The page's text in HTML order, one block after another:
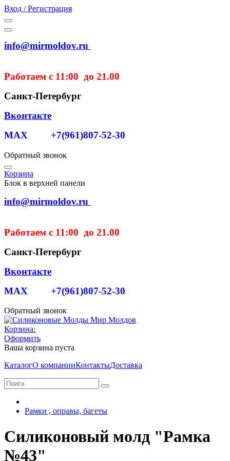
Вход / Регистрация
info@mirmoldov.ru
Работаем с 11:00 до 21.00
Санкт-Петербург
Вконтакте
MAX +7(961)807-52-30
Обратный звонок
Корзина
Блок в верхней панели
info@mirmoldov.ru
Работаем с 11:00 до 21.00
Санкт-Петербург
Вконтакте
MAX +7(961)807-52-30
Обратный звонок
Корзина:
Оформить
Ваша корзина пуста
КаталогО компанииКонтактыДоставка
Рамки , оправы, багеты
Силиконовый молд "Рамка
№43"